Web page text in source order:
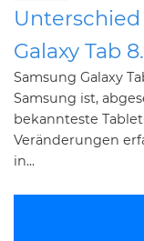
Galaxy Tab
Samsung Galaxy
Samsung ist,
bekannteste
Veränderungen
in...